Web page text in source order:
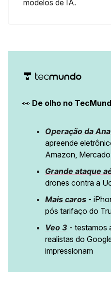
modelos de IA.
👀 De olho no
Operação da
apreende
Amazon,
Grande ataque
drones contra a
Mais caros -
pós tarifaço do
Veo 3 - testamos
realistas do
impressionam